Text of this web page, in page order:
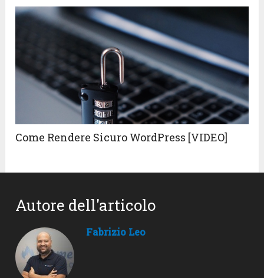
Come Rendere Sicuro WordPress [VIDEO]
Autore dell'articolo
Fabrizio Leo